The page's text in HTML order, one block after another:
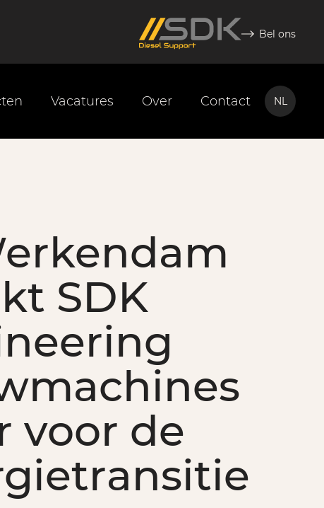
Bel ons
Vacatures Over Contact NL
SDK
voor de